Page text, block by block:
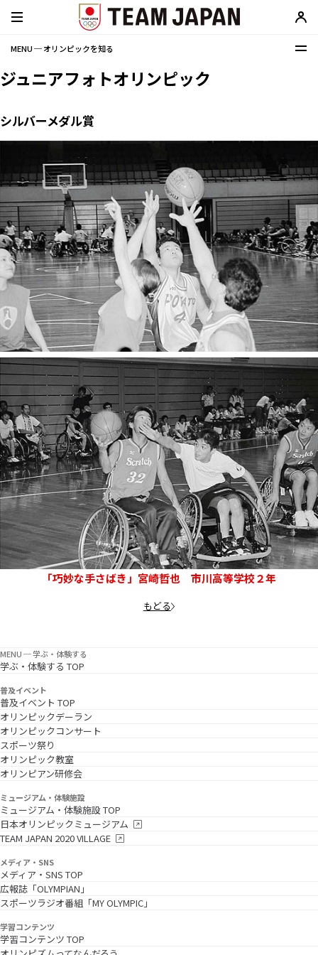
MENU ─ オリンピックを知る
MENU ─ 学ぶ・体験する
学ぶ・体験する TOP
普及イベント
普及イベント TOP
オリンピックデーラン
オリンピックコンサート
スポーツ祭り
オリンピック教室
オリンピアン研修会
ミュージアム・体験施設
ミュージアム・体験施設 TOP
日本オリンピックミュージアム
TEAM JAPAN 2020 VILLAGE
メディア・SNS
メディア・SNS TOP
広報誌「OLYMPIAN」
スポーツラジオ番組「MY OLYMPIC」
学習コンテンツ
学習コンテンツ TOP
ジュニアフォトオリンピック
シルバーメダル賞
「巧妙な手さばき」宮崎哲也 市川高等学校２年
もどる